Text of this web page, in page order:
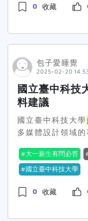
模、影像處理）。 多元文化活動參與證明（如國
作品為關鍵，建
平面創作、動畫
應強調創意、技
競賽紀錄展現。
合作經驗，如參
學習歷程自述應
數位設計、動畫
註：本文資料僅
公告為準。） 以
總之， 這不是在
妹的幾點小建議
想法！💡 有作品
行，重點是讓教
授在選學生，你
個科系！💡 提早
自我介紹最後，
體設計系
個科系，還有你
識上。其實教授
常用哪些設計軟
工具？」等等，
練習。然後也會問
有關注設計網站
有什麼了解？」
挑戰的，但也是讓
域的發展，不僅
流。面試結束後
力，還要對行業
勢，並且清楚表
和過程，這樣才
0 收藏
包子愛睡覺
2025-02-20
國立臺中科技
料建議
國立臺中科技大學
多媒體設計領域
備至關重要，以
一、修課紀錄綜
數作為唯一評量
品。以下可提交項目： 專題實作或實
大一新生有問必答
國立臺中科技大學
0 收藏